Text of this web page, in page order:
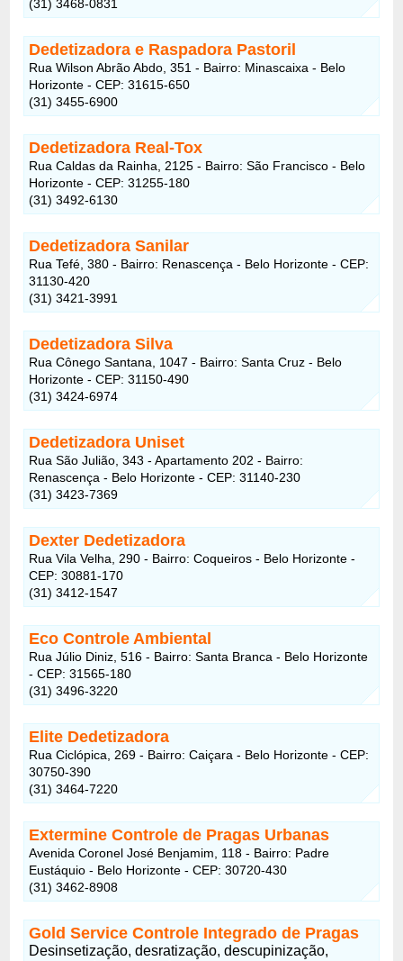
(31) 3468-0831
Dedetizadora e Raspadora Pastoril
Rua Wilson Abrão Abdo, 351 - Bairro: Minascaixa - Belo
Horizonte - CEP: 31615-650
(31) 3455-6900
Dedetizadora Real-Tox
Rua Caldas da Rainha, 2125 - Bairro: São Francisco - Belo
Horizonte - CEP: 31255-180
(31) 3492-6130
Dedetizadora Sanilar
Rua Tefé, 380 - Bairro: Renascença - Belo Horizonte - CEP:
31130-420
(31) 3421-3991
Dedetizadora Silva
Rua Cônego Santana, 1047 - Bairro: Santa Cruz - Belo
Horizonte - CEP: 31150-490
(31) 3424-6974
Dedetizadora Uniset
Rua São Julião, 343 - Apartamento 202 - Bairro:
Renascença - Belo Horizonte - CEP: 31140-230
(31) 3423-7369
Dexter Dedetizadora
Rua Vila Velha, 290 - Bairro: Coqueiros - Belo Horizonte -
CEP: 30881-170
(31) 3412-1547
Eco Controle Ambiental
Rua Júlio Diniz, 516 - Bairro: Santa Branca - Belo Horizonte
- CEP: 31565-180
(31) 3496-3220
Elite Dedetizadora
Rua Ciclópica, 269 - Bairro: Caiçara - Belo Horizonte - CEP:
30750-390
(31) 3464-7220
Extermine Controle de Pragas Urbanas
Avenida Coronel José Benjamim, 118 - Bairro: Padre
Eustáquio - Belo Horizonte - CEP: 30720-430
(31) 3462-8908
Gold Service Controle Integrado de Pragas
Desinsetização, desratização, descupinização,